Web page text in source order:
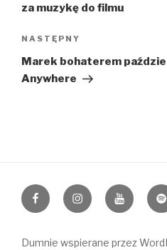
za muzykę do filmu
Następny
wpis
NASTĘPNY
Marek bohaterem
Anywhere
https:// InstagramYouTube
Dumnie wspierane przez